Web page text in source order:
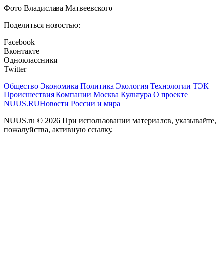
Фото Владислава Матвеевского
Поделиться новостью:
Facebook
Вконтакте
Одноклассники
Twitter
Общество Экономика Политика Экология Технологии ТЭК
Происшествия Компании Москва Культура О проекте
NUUS.RUНовости России и мира
NUUS.ru © 2026 При использовании материалов, указывайте,
пожалуйства, активную ссылку.